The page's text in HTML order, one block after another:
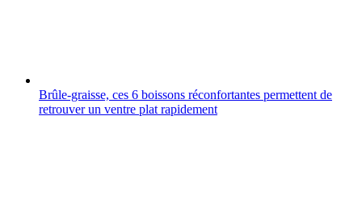
Brûle-graisse, ces 6 boissons réconfortantes permettent de
retrouver un ventre plat rapidement